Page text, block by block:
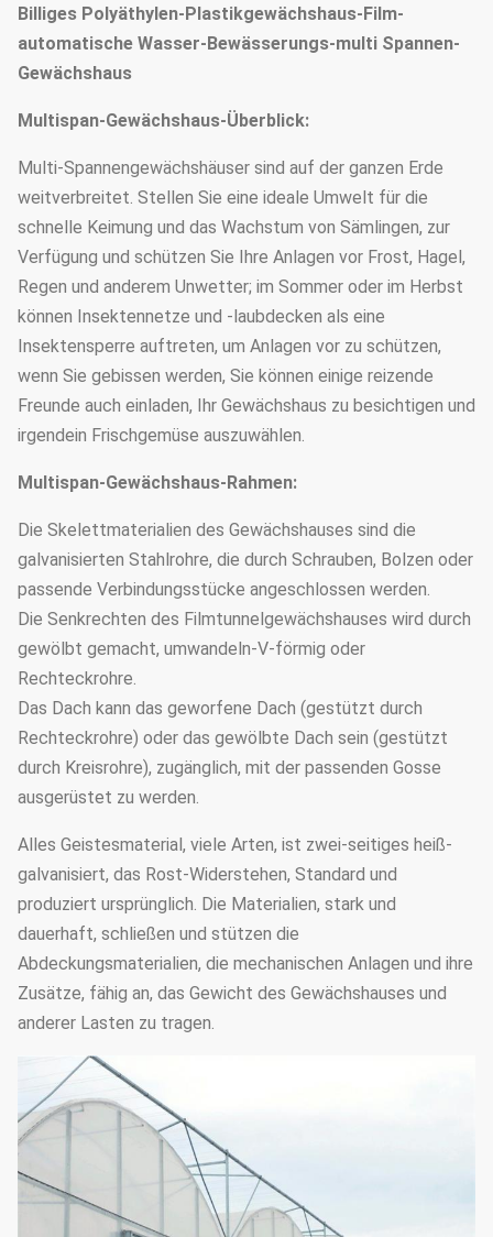
Billiges Polyäthylen-Plastikgewächshaus-Film-
automatische Wasser-Bewässerungs-multi Spannen-
Gewächshaus
Multispan-Gewächshaus-Überblick:
Multi-Spannengewächshäuser sind auf der ganzen Erde
weitverbreitet. Stellen Sie eine ideale Umwelt für die
schnelle Keimung und das Wachstum von Sämlingen, zur
Verfügung und schützen Sie Ihre Anlagen vor Frost, Hagel,
Regen und anderem Unwetter; im Sommer oder im Herbst
können Insektennetze und -laubdecken als eine
Insektensperre auftreten, um Anlagen vor zu schützen,
wenn Sie gebissen werden, Sie können einige reizende
Freunde auch einladen, Ihr Gewächshaus zu besichtigen und
irgendein Frischgemüse auszuwählen.
Multispan-Gewächshaus-Rahmen:
Die Skelettmaterialien des Gewächshauses sind die
galvanisierten Stahlrohre, die durch Schrauben, Bolzen oder
passende Verbindungsstücke angeschlossen werden.
Die Senkrechten des Filmtunnelgewächshauses wird durch
gewölbt gemacht, umwandeln-V-förmig oder
Rechteckrohre.
Das Dach kann das geworfene Dach (gestützt durch
Rechteckrohre) oder das gewölbte Dach sein (gestützt
durch Kreisrohre), zugänglich, mit der passenden Gosse
ausgerüstet zu werden.
Alles Geistesmaterial, viele Arten, ist zwei-seitiges heiß-
galvanisiert, das Rost-Widerstehen, Standard und
produziert ursprünglich. Die Materialien, stark und
dauerhaft, schließen und stützen die
Abdeckungsmaterialien, die mechanischen Anlagen und ihre
Zusätze, fähig an, das Gewicht des Gewächshauses und
anderer Lasten zu tragen.